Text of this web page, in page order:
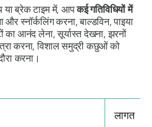
या ब्रेक टाइम में, आपकई गतिविधियों में
स्नॉर्कलिंग करना, बाल्डविन, पाइया
का आनंद लेना, सूर्यास्त देखना, झरनों
करना, विशाल समुद्री कछुओं को
करना।
लागत